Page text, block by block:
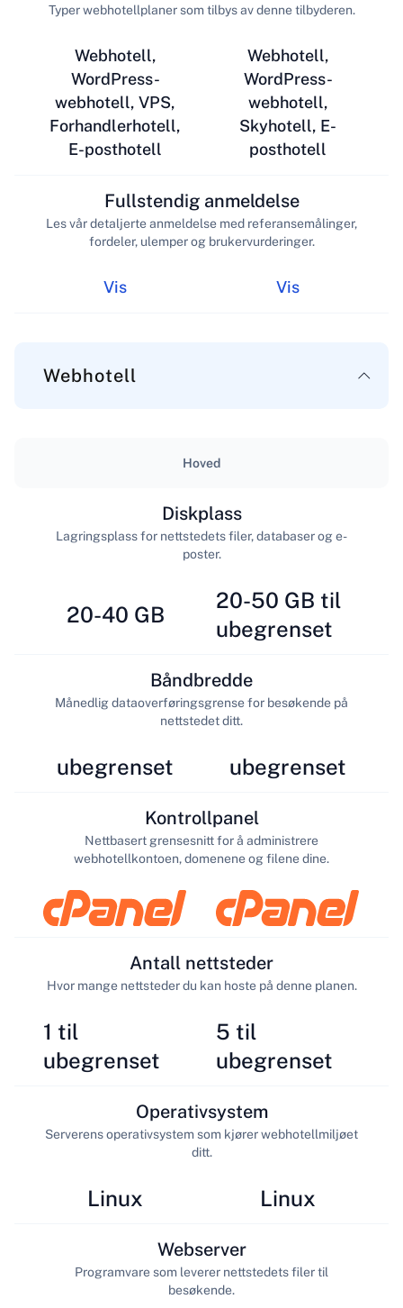
Webhotell,
WordPress-
webhotell, VPS,
Forhandlerhotell,
E-posthotell
Typer webhotellplaner som tilbys av denne tilbyderen.
Webhotell,
WordPress-
webhotell,
Skyhotell, E-
posthotell
Vis
Fullstendig anmeldelse
Les vår detaljerte anmeldelse med referansemålinger,
fordeler, ulemper og brukervurderinger.
Vis
Webhotell
Hoved
20-40 GB
Diskplass
Lagringsplass for nettstedets filer, databaser og e-
poster.
20-50 GB til
ubegrenset
ubegrenset
Båndbredde
Månedlig dataoverføringsgrense for besøkende på
nettstedet ditt.
ubegrenset
Kontrollpanel
Nettbasert grensesnitt for å administrere
webhotellkontoen, domenene og filene dine.
1 til
ubegrenset
Antall nettsteder
Hvor mange nettsteder du kan hoste på denne planen.
5 til
ubegrenset
Linux
Operativsystem
Serverens operativsystem som kjører webhotellmiljøet
ditt.
Linux
Webserver
Programvare som leverer nettstedets filer til
besøkende.